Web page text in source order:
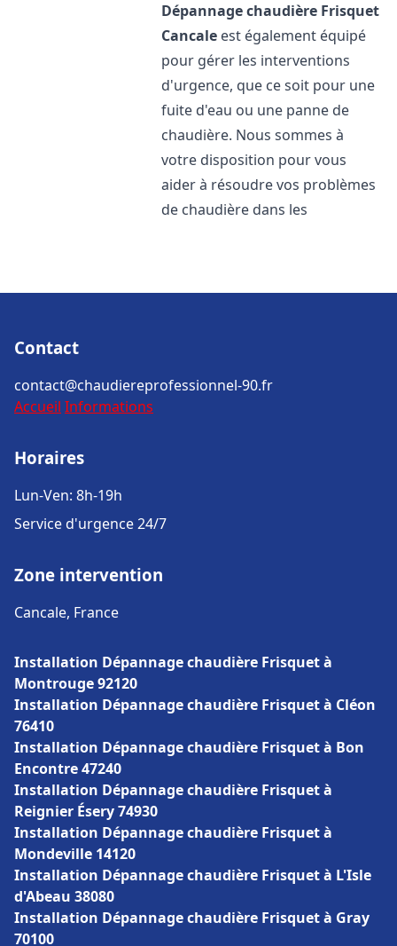
Dépannage chaudière Frisquet
Cancale est également équipé
pour gérer les interventions
d'urgence, que ce soit pour une
fuite d'eau ou une panne de
chaudière. Nous sommes à
votre disposition pour vous
aider à résoudre vos problèmes
de chaudière dans les
Contact
contact@chaudiereprofessionnel-90.fr
Accueil Informations
Horaires
Lun-Ven: 8h-19h
Service d'urgence 24/7
Zone intervention
Cancale, France
Installation Dépannage chaudière Frisquet à
Montrouge 92120
Installation Dépannage chaudière Frisquet à Cléon
76410
Installation Dépannage chaudière Frisquet à Bon
Encontre 47240
Installation Dépannage chaudière Frisquet à
Reignier Ésery 74930
Installation Dépannage chaudière Frisquet à
Mondeville 14120
Installation Dépannage chaudière Frisquet à L'Isle
d'Abeau 38080
Installation Dépannage chaudière Frisquet à Gray
70100